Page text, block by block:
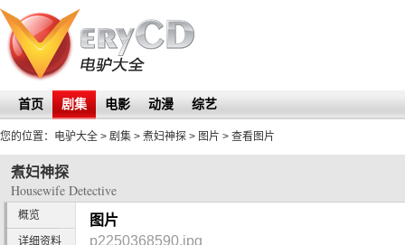
首页 剧集 电影 动漫 综艺
您的位置： 电驴大全 > 剧集 > 煮妇神探 > 图片 > 查看图片
煮妇神探
Housewife Detective
概览
详细资料
图片
p2250368590.jpg